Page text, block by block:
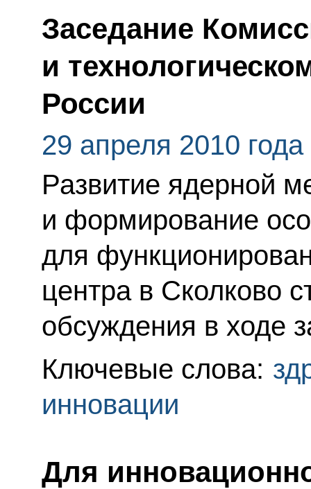
Заседание
и
России
29 апреля 2010 года
Развитие ядерной
и формирование
для
центра в Сколково
обсуждения в ходе
Ключевые слова:
инновации
Для